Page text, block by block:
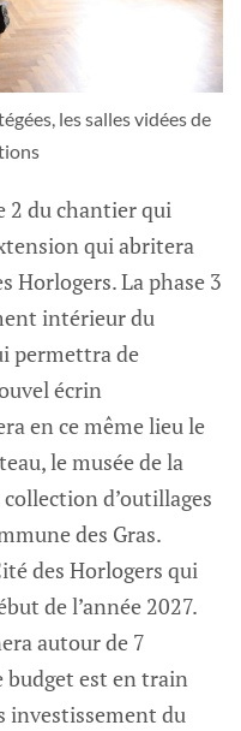
les salles vidées de
2 du chantier qui
qui abritera
Horlogers. La phase 3
intérieur du
permettra de
écrin
en ce même lieu le
le musée de la
d’outillages
des Gras.
des Horlogers qui
de l’année 2027.
autour de 7
budget est en train
investissement du